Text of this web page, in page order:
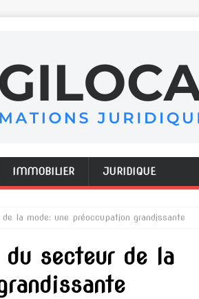
IMMOBILIER JURIDIQUE
la mode: une préoccupation grandissante
secteur de la